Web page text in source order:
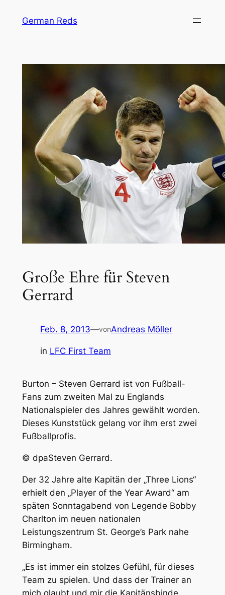
InhaltGerman Reds
Große Ehre für Steven
Gerrard
Feb. 8, 2013—vonAndreas Möller
in LFC First Team
Burton – Steven Gerrard ist von Fußball-
Fans zum zweiten Mal zu Englands
Nationalspieler des Jahres gewählt worden.
Dieses Kunststück gelang vor ihm erst zwei
Fußballprofis.
© dpaSteven Gerrard.
Der 32 Jahre alte Kapitän der „Three Lions“
erhielt den „Player of the Year Award“ am
späten Sonntagabend von Legende Bobby
Charlton im neuen nationalen
Leistungszentrum St. George’s Park nahe
Birmingham.
„Es ist immer ein stolzes Gefühl, für dieses
Team zu spielen. Und dass der Trainer an
mich glaubt und mir die Kapitänsbinde